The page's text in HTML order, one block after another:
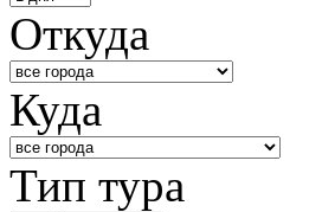
Откуда
Куда
Тип тура